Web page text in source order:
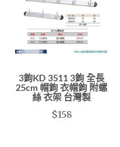
3鉤KD 3511 3鉤 全長
25cm 帽鉤 衣帽鉤 附螺
絲 衣架 台灣製
$158